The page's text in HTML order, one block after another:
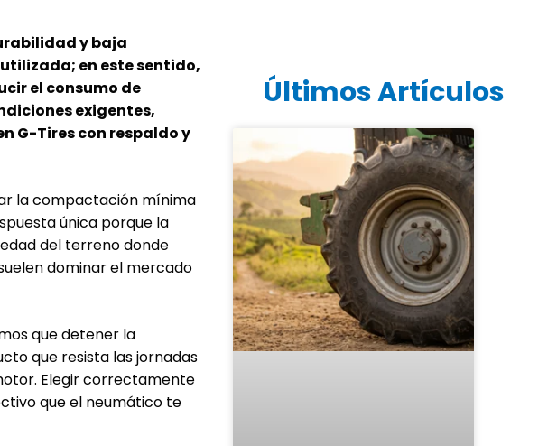
y baja
en este sentido,
el consumo de
exigentes,
G-Tires con respaldo y
la compactación mínima
única porque la
del terreno donde
dominar el mercado
que detener la
que resista las jornadas
Elegir correctamente
que el neumático te
Últimos Artículos